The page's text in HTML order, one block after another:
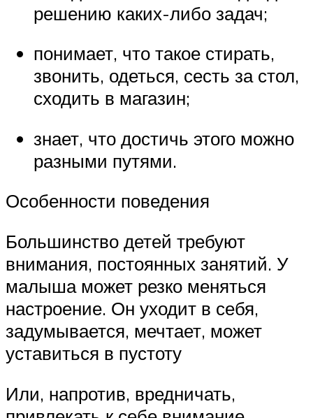
решению каких-либо задач;
понимает, что такое стирать,
звонить, одеться, сесть за стол,
сходить в магазин;
знает, что достичь этого можно
разными путями.
Особенности поведения
Большинство детей требуют
внимания, постоянных занятий. У
малыша может резко меняться
настроение. Он уходит в себя,
задумывается, мечтает, может
уставиться в пустоту
Или, напротив, вредничать,